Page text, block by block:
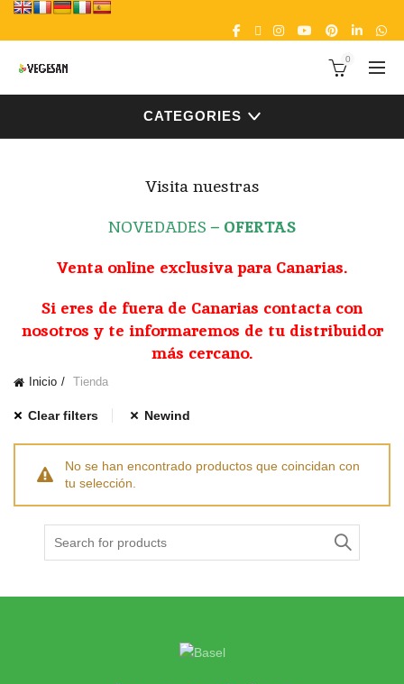
0
CATEGORIES
Visita nuestras
NOVEDADES – OFERTAS
Venta online exclusiva para Canarias.
Si eres de fuera de Canarias contacta con
nosotros y te informaremos de tu distribuidor
más cercano.
Inicio Tienda
Clear filters Newind
No se han encontrado productos que coincidan con
tu selección.